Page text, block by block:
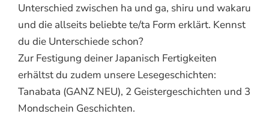
Unterschied zwischen ha und ga, shiru und wakaru
und die allseits beliebte te/ta Form erklärt. Kennst
du die Unterschiede schon?
Zur Festigung deiner Japanisch Fertigkeiten
erhältst du zudem unsere Lesegeschichten:
Tanabata (GANZ NEU), 2 Geistergeschichten und 3
Mondschein Geschichten.